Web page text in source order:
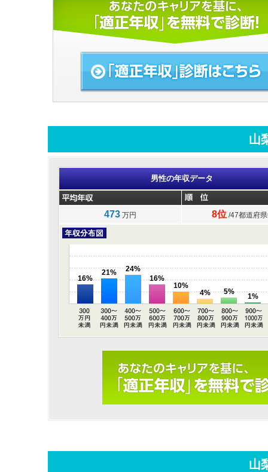
山
男性の年収データ
473 万円 8位 /47都道府
16%
21%
24%
16%
10%
4%
5%
1%
山